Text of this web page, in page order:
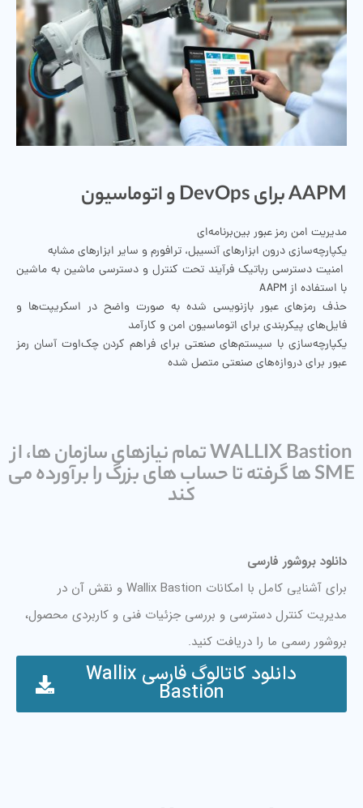
AAPM برای DevOps و اتوماسیون
مدیریت امن رمز عبور بین‌برنامه‌ای
یکپارچه‌سازی درون ابزارهای آنسیبل، ترافورم و سایر ابزارهای مشابه
امنیت دسترسی رباتیک فرآیند تحت کنترل و دسترسی ماشین به ماشین
با استفاده از AAPM
حذف رمزهای عبور بازنویسی شده به صورت واضح در اسکریپت‌ها و
فایل‌های پیکربندی برای اتوماسیون امن و کارآمد
یکپارچه‌سازی با سیستم‌های صنعتی برای فراهم کردن چک‌اوت آسان رمز
عبور برای دروازه‌های صنعتی متصل شده
WALLIX Bastion تمام نیازهای سازمان ها، از
SME ها گرفته تا حساب های بزرگ را برآورده می
کند
دانلود بروشور فارسی
برای آشنایی کامل با امکانات Wallix Bastion و نقش آن در
مدیریت کنترل دسترسی و بررسی جزئیات فنی و کاربردی محصول،
بروشور رسمی ما را دریافت کنید.
دانلود کاتالوگ فارسی Wallix
Bastion